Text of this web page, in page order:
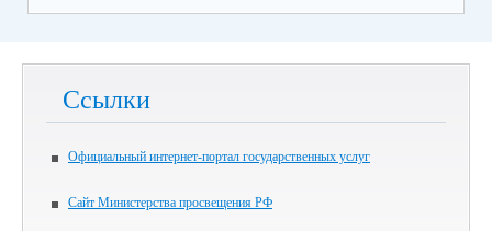
Ссылки
Официальный интернет-портал государственных услуг
Сайт Министерства просвещения РФ